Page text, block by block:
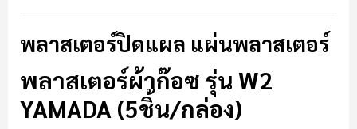
พลาสเตอร์ปิดแผล แผ่นพลาสเตอร์
พลาสเตอร์ผ้าก๊อซ รุ่น W2
YAMADA (5ชิ้น/กล่อง)